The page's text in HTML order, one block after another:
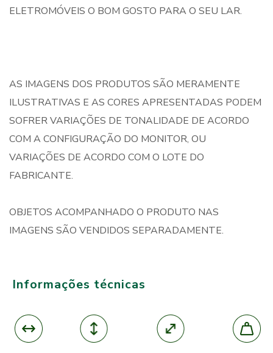
ELETROMÓVEIS O BOM GOSTO PARA O SEU LAR.
AS IMAGENS DOS PRODUTOS SÃO MERAMENTE
ILUSTRATIVAS E AS CORES APRESENTADAS PODEM
SOFRER VARIAÇÕES DE TONALIDADE DE ACORDO
COM A CONFIGURAÇÃO DO MONITOR, OU
VARIAÇÕES DE ACORDO COM O LOTE DO
FABRICANTE.
OBJETOS ACOMPANHADO O PRODUTO NAS
IMAGENS SÃO VENDIDOS SEPARADAMENTE.
Informações técnicas